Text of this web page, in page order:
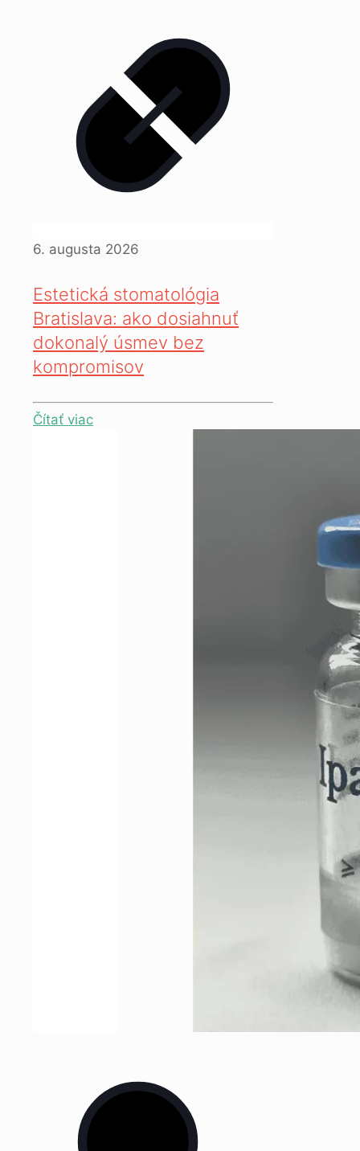
6. augusta 2026
Estetická stomatológia
Bratislava: ako dosiahnuť
dokonalý úsmev bez
kompromisov
Čítať viac